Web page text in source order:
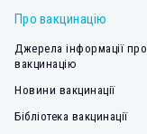
Про вакцинацію
Джерела інформації про
вакцинацію
Новини вакцинації
Бібліотека вакцинації